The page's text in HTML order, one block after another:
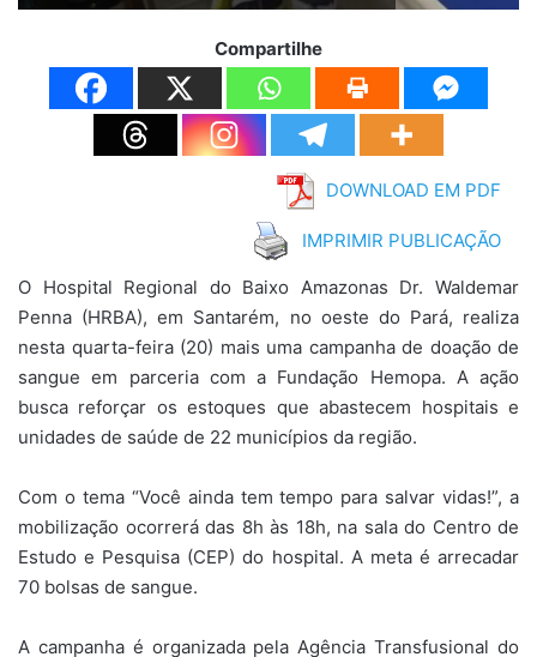
Compartilhe
DOWNLOAD EM PDF
IMPRIMIR PUBLICAÇÃO
O Hospital Regional do Baixo Amazonas Dr. Waldemar
Penna (HRBA), em Santarém, no oeste do Pará, realiza
nesta quarta-feira (20) mais uma campanha de doação de
sangue em parceria com a Fundação Hemopa. A ação
busca reforçar os estoques que abastecem hospitais e
unidades de saúde de 22 municípios da região.
Com o tema “Você ainda tem tempo para salvar vidas!”, a
mobilização ocorrerá das 8h às 18h, na sala do Centro de
Estudo e Pesquisa (CEP) do hospital. A meta é arrecadar
70 bolsas de sangue.
A campanha é organizada pela Agência Transfusional do